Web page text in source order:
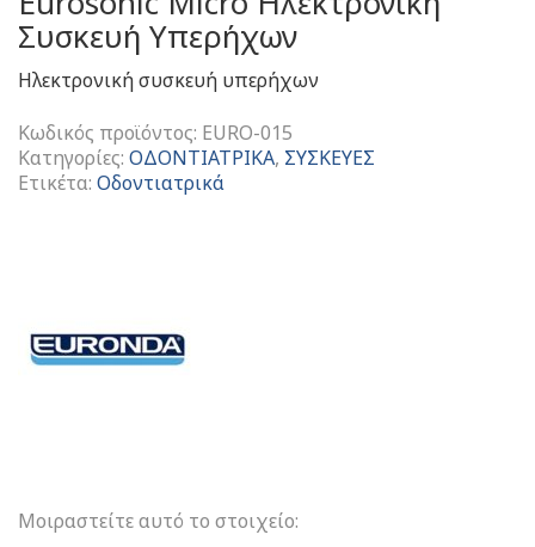
Συσκευή Υπερήχων
Ηλεκτρονική συσκευή υπερήχων
Κωδικός προϊόντος: EURO-015
Κατηγορίες: ΟΔΟΝΤΙΑΤΡΙΚΑ, ΣΥΣΚΕΥΕΣ
Ετικέτα: Οδοντιατρικά
Υπερήχων
ποσότητα
Μοιραστείτε αυτό το στοιχείο: